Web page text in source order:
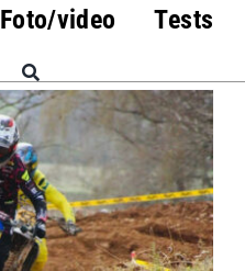
Foto/video Tests